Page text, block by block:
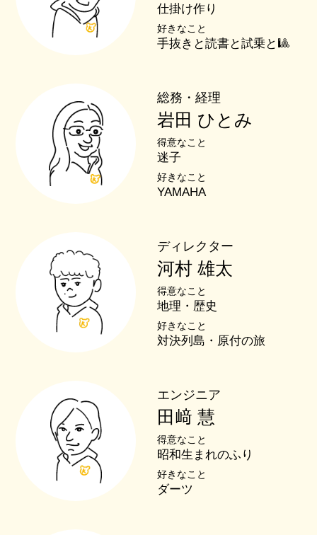
仕掛け作り
好きなこと
手抜きと読書と試乗と🎱
総務・経理
岩田 ひとみ
得意なこと
迷子
好きなこと
YAMAHA
ディレクター
河村 雄太
得意なこと
地理・歴史
好きなこと
対決列島・原付の旅
エンジニア
田﨑 慧
得意なこと
昭和生まれのふり
好きなこと
ダーツ